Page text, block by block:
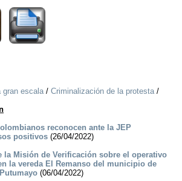
gran escala/ Criminalización de la protesta/
reconocen ante la JEP
positivos (26/04/2022)
la Misión de Verificación sobre el operativo
la vereda El Remanso del municipio de
(06/04/2022)